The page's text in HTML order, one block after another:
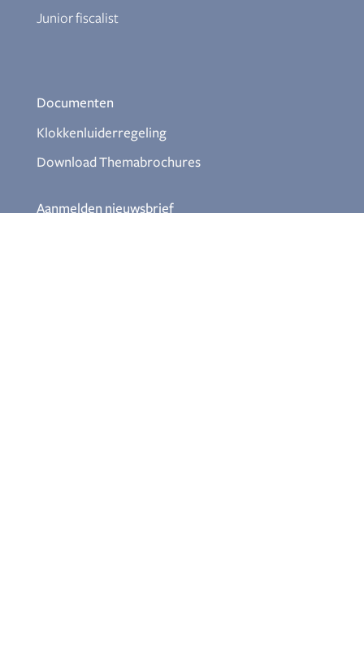
Junior fiscalist
Documenten
Klokkenluiderregeling
Download Themabrochures
Aanmelden nieuwsbrief